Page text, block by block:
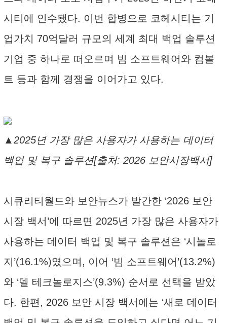
시티에 인수됐다. 이번 합병으로 코헤시티는 기
업가치 70억달러 규모의 세계 최대 백업 솔루션
기업 중 하나로 떠오르며 빔 소프트웨어와 컴볼
트 등과 함께 경쟁을 이어가고 있다.
▲2025년 가장 많은 사용자가 사용하는 데이터
백업 및 복구 솔루션[출처: 2026 보안시장백서]
시큐리티월드와 보안뉴스가 발간한 ‘2026 보안
시장 백서’에 따르면 2025년 가장 많은 사용자가
사용하는 데이터 백업 및 복구 솔루션은 ‘시놀로
지’(16.1%)였으며, 이어 ‘빔 소프트웨어’(13.2%)
와 ‘델 테크놀로지스’(9.3%) 순서로 선택을 받았
다. 한편, 2026 보안 시장 백서에는 ‘새로 데이터